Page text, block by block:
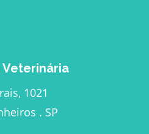
Veterinária
1021
. SP